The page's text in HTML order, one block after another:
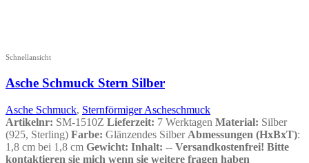
Schnellansicht
Asche Schmuck Stern Silber
Asche Schmuck, Sternförmiger Ascheschmuck
Artikelnr: SM-1510Z Lieferzeit: 7 Werktagen Material: Silber
(925, Sterling) Farbe: Glänzendes Silber Abmessungen (HxBxT):
1,8 cm bei 1,8 cm Gewicht: Inhalt: -- Versandkostenfrei! Bitte
kontaktieren sie mich wenn sie weitere fragen haben